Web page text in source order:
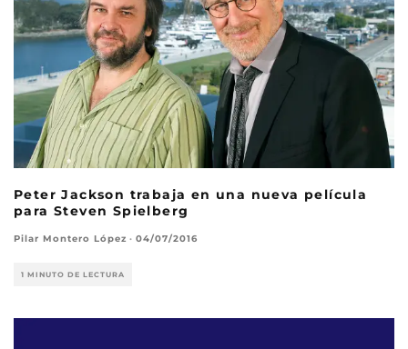
Peter Jackson trabaja en una nueva película
para Steven Spielberg
Pilar Montero López · 04/07/2016
1 MINUTO DE LECTURA